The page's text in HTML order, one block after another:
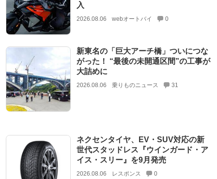
入
2026.08.06 webオートバイ 0
新東名の「巨大アーチ橋」ついにつな
がった！ “最後の未開通区間”の工事が
大詰めに
2026.08.06 乗りものニュース 31
ネクセンタイヤ、EV・SUV対応の新
世代スタッドレス『ウインガード・ア
イス・スリー』を9月発売
2026.08.06 レスポンス 0